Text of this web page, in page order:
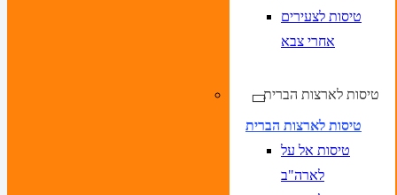
טיסות לצעירים
אחרי צבא
טיסות לארצות הברית
טיסות לארצות הברית
טיסות אל על
לארה"ב